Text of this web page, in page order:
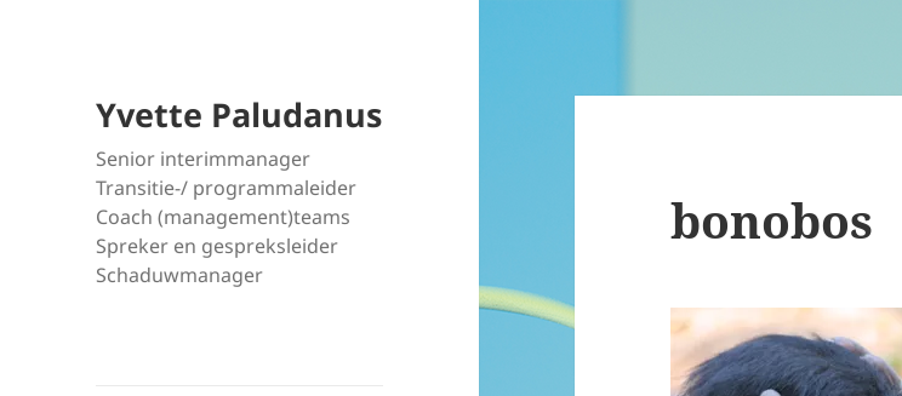
Yvette Paludanus
Senior interimmanager
Transitie-/ programmaleider
Coach (management)teams
Spreker en gespreksleider
Schaduwmanager
bonobos